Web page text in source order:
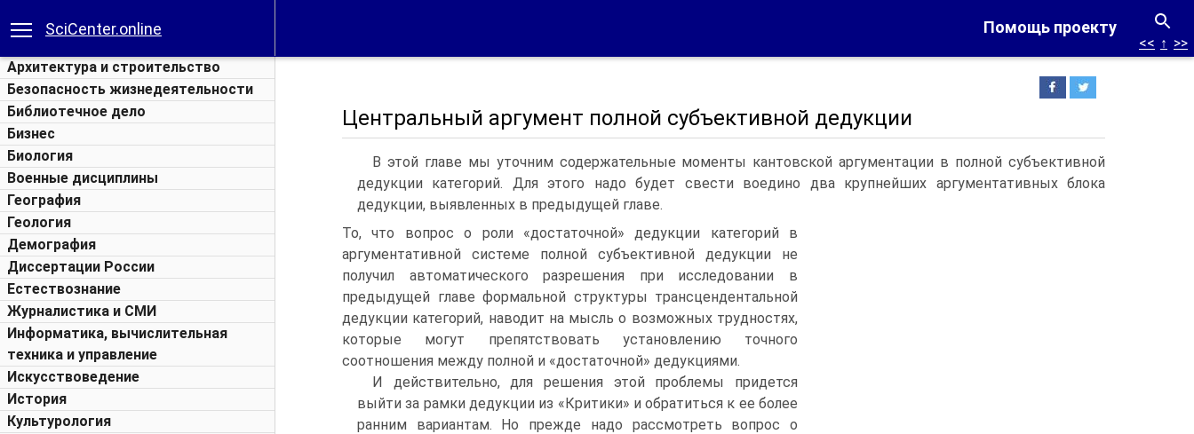
Помощь проекту
SciCenter.online
Архитектура и строительство
Безопасность жизнедеятельности
Библиотечное дело
Бизнес
Биология
Военные дисциплины
География
Геология
Демография
Диссертации России
Естествознание
Журналистика и СМИ
Информатика, вычислительная
техника и управление
Искусствоведение
История
Культурология
<< ↑ >>
Центральный аргумент полной субъективной дедукции
В этой главе мы уточним содержательные моменты кантовской аргументации в полной субъективной
дедукции категорий. Для этого надо будет свести воедино два крупнейших аргументативных блока
дедукции, выявленных в предыдущей главе.
То, что вопрос о роли «достаточной» дедукции категорий в
аргументативной систе­ме полной субъективной дедукции не
получил автоматического разрешения при исследовании в
предыдущей главе формальной структуры трансцендентальной
дедукции категорий, наводит на мысль о возможных трудностях,
которые могут препятствовать ус­тановлению точного
соотношения между полной и «достаточной» дедукциями.
И действительно, для решения этой проблемы придется
выйти за рамки дедукции из «Критики» и обратиться к ее более
ранним вариантам. Но прежде надо рассмотреть вопрос о